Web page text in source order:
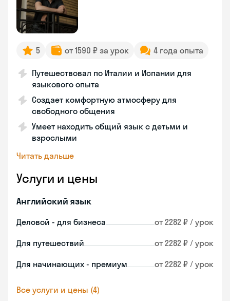
5 от 1590 ₽ за урок 4 года опыта
Путешествовал по Италии и Испании для
языкового опыта
Создает комфортную атмосферу для
свободного общения
Умеет находить общий язык с детьми и
взрослыми
Читать дальше
Услуги и цены
Английский язык
Деловой - для бизнеса от 2282 ₽ / урок
Для путешествий от 2282 ₽ / урок
Для начинающих - премиум от 2282 ₽ / урок
Все услуги и цены (4)